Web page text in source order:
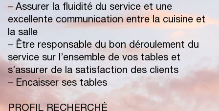
– Assurer la fluidité du service et une
excellente communication entre la cuisine et
la salle
– Être responsable du bon déroulement du
service sur l’ensemble de vos tables et
s’assurer de la satisfaction des clients
– Encaisser ses tables
PROFIL RECHERCHÉ